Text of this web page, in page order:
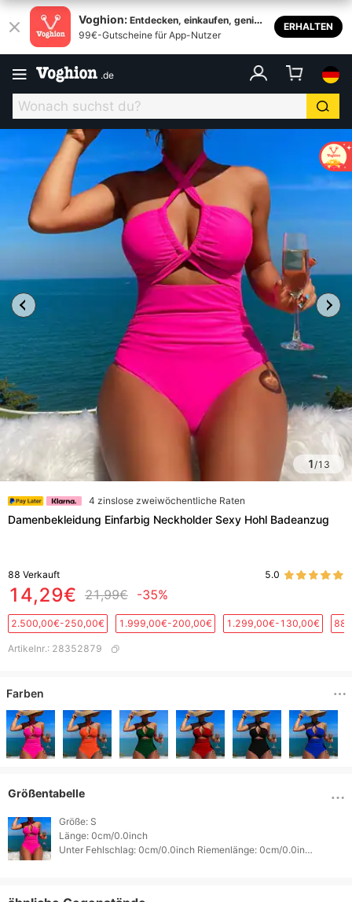
Voghion: Entdecken, einkaufen, genieß
en
99€-Gutscheine für App-Nutzer
ERHALTEN
.de
1/13
4 zinslose zweiwöchentliche Raten
Damenbekleidung Einfarbig Neckholder Sexy Hohl Badeanzug
88 Verkauft 5.0
14,29€ 21,99€ -35%
2.500,00€-250,00€ 1.999,00€-200,00€ 1.299,00€-130,00€
Artikelnr.: 28352879
Farben
Größentabelle
Größe: S
Länge: 0cm/0.0inch
Unter Fehlschlag: 0cm/0.0inch Riemenlänge: 0cm/0.0inch